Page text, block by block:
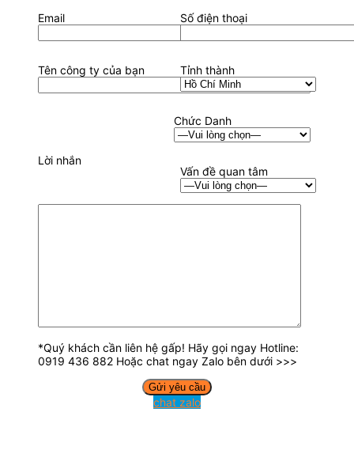
Email Số điện thoại
Tên công ty của bạn Tỉnh thành
Chức Danh
Vấn đề quan tâm
Lời nhắn
*Quý khách cần liên hệ gấp! Hãy gọi ngay Hotline:
0919 436 882 Hoặc chat ngay Zalo bên dưới >>>
chat zalo